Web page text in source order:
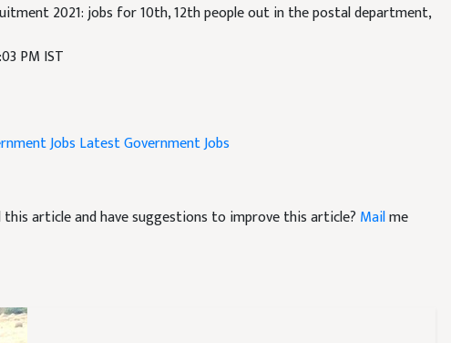
PM IST
this article and have suggestions to improve this article?